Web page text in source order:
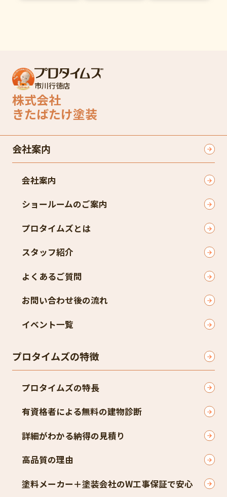
市川行徳店
株式会社
きたばたけ塗装
会社案内
会社案内
ショールームのご案内
プロタイムズとは
スタッフ紹介
よくあるご質問
お問い合わせ後の流れ
イベント一覧
プロタイムズの特徴
プロタイムズの特長
有資格者による無料の建物診断
詳細がわかる納得の見積り
高品質の理由
塗料メーカー＋塗装会社のW工事保証で安心